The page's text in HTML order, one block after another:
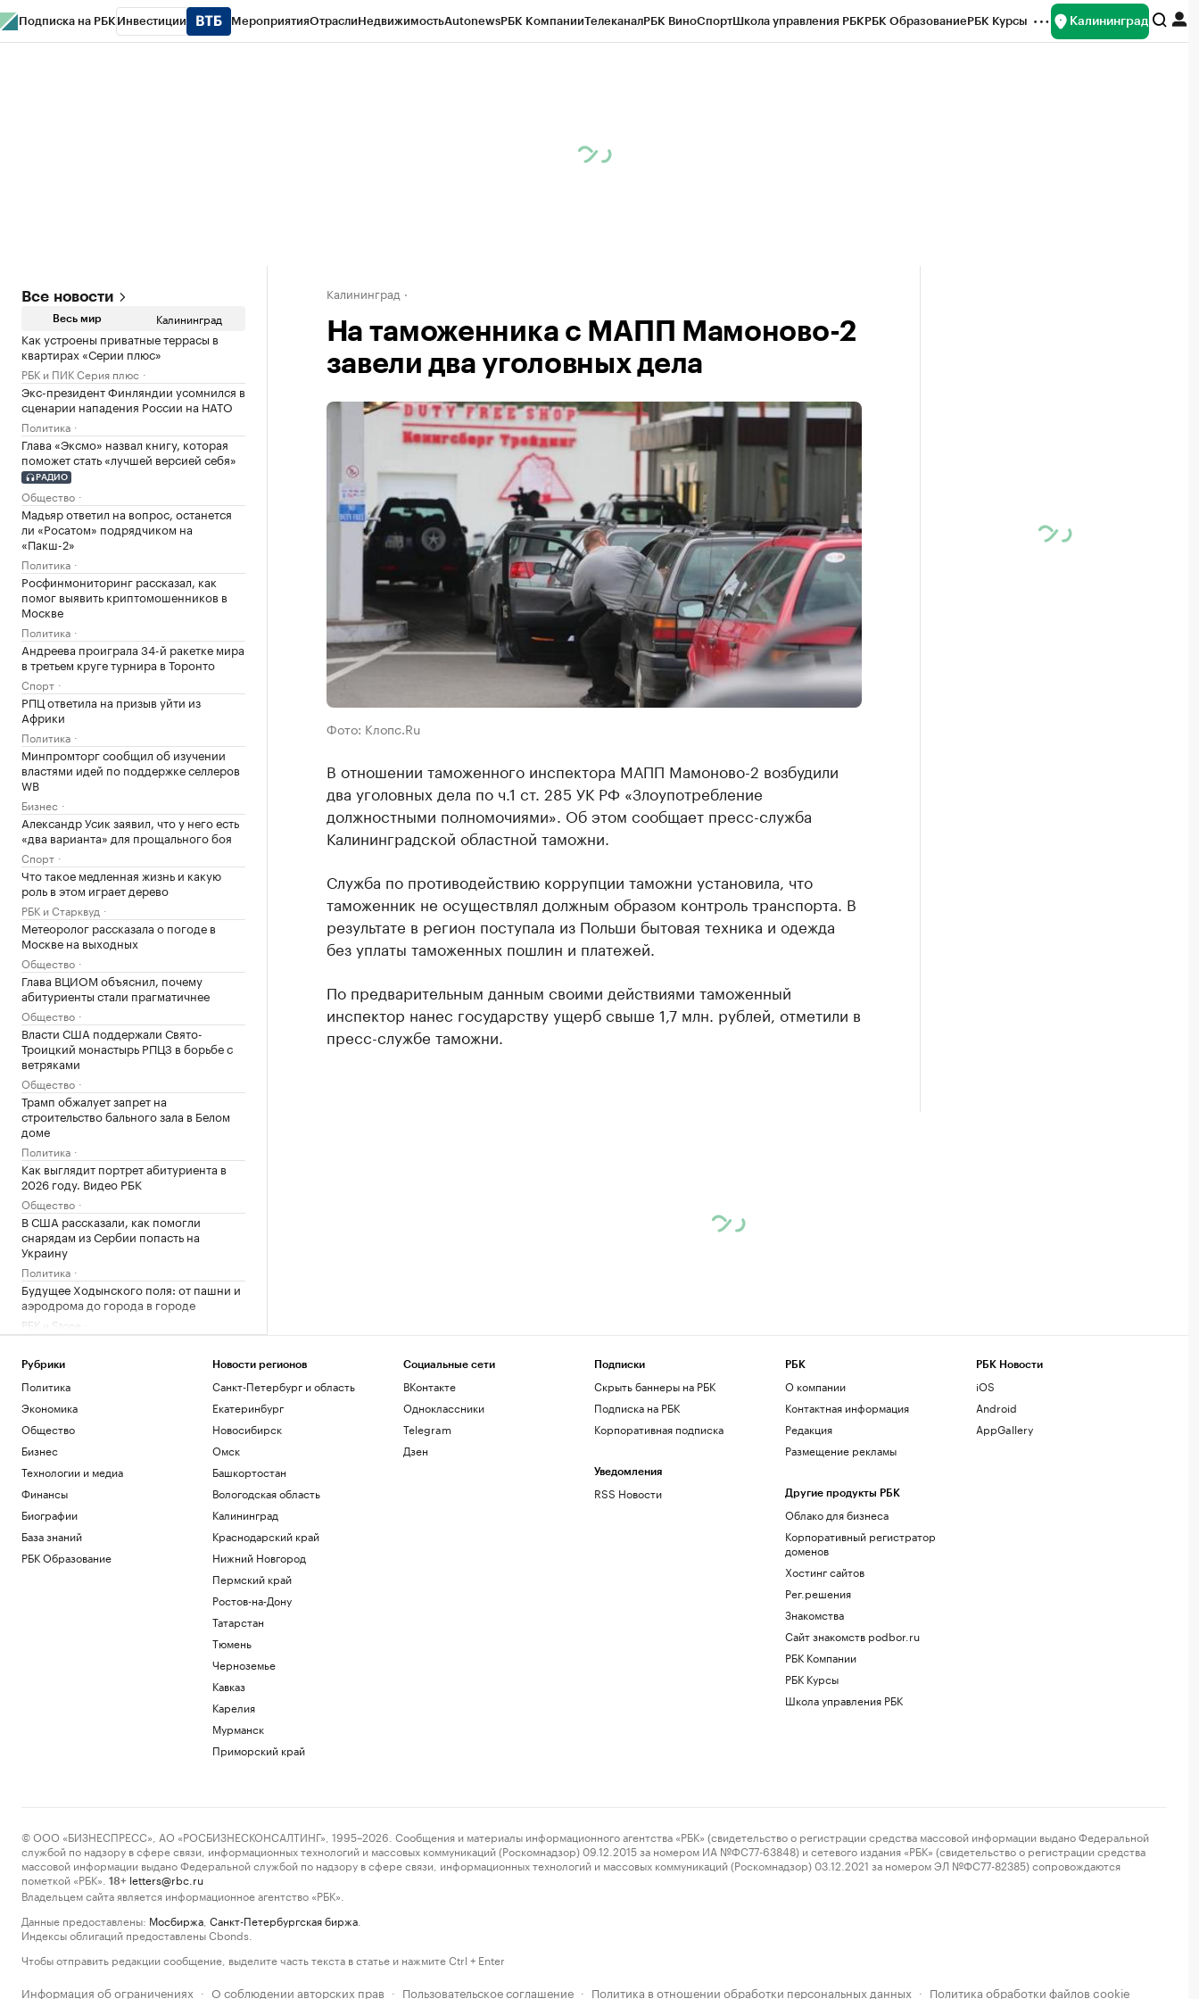
Подписка на РБК Инвестиции МероприятияОтраслиНедвижимостьAutonewsРБК КомпанииТелеканалРБК ВиноСпортШкола управления РБКРБК ОбразованиеРБК Курсы Калининград
Все новости
Весь мир Калининград
Как устроены приватные террасы в
квартирах «Серии плюс»
РБК и ПИК Серия плюс
Экс-президент Финляндии усомнился в
сценарии нападения России на НАТО
Политика
Глава «Эксмо» назвал книгу, которая
поможет стать «лучшей версией себя»
РАДИО
Общество
Мадьяр ответил на вопрос, останется
ли «Росатом» подрядчиком на
«Пакш-2»
Политика
Росфинмониторинг рассказал, как
помог выявить криптомошенников в
Москве
Политика
Андреева проиграла 34-й ракетке мира
в третьем круге турнира в Торонто
Спорт
РПЦ ответила на призыв уйти из
Африки
Политика
Минпромторг сообщил об изучении
властями идей по поддержке селлеров
WB
Бизнес
Александр Усик заявил, что у него есть
«два варианта» для прощального боя
Спорт
Что такое медленная жизнь и какую
роль в этом играет дерево
РБК и Старквуд
Метеоролог рассказала о погоде в
Москве на выходных
Общество
Глава ВЦИОМ объяснил, почему
абитуриенты стали прагматичнее
Общество
Власти США поддержали Свято-
Троицкий монастырь РПЦЗ в борьбе с
ветряками
Общество
Трамп обжалует запрет на
строительство бального зала в Белом
доме
Политика
Как выглядит портрет абитуриента в
2026 году. Видео РБК
Общество
В США рассказали, как помогли
снарядам из Сербии попасть на
Украину
Политика
Будущее Ходынского поля: от пашни и
аэродрома до города в городе
РБК и Stone
Звезда НБА избежал наказания за
незаконное ношение оружия
Силы ПВО сбили 75 БПЛА над
регионами России за 12 часов
Политика
Погранслужба Финляндии пресекла
канал нелегальной миграции из
Прибалтики
Общество
Калининград
​На таможенника с МАПП Мамоново-2
завели два уголовных дела
Фото: Клопс.Ru
В отношении таможенного инспектора МАПП Мамоново-2 возбудили
два уголовных дела по ч.1 ст. 285 УК РФ «Злоупотребление
должностными полномочиями». Об этом сообщает пресс-служба
Калининградской областной таможни.
Служба по противодействию коррупции таможни установила, что
таможенник не осуществлял должным образом контроль транспорта. В
результате в регион поступала из Польши бытовая техника и одежда
без уплаты таможенных пошлин и платежей.
По предварительным данным своими действиями таможенный
инспектор нанес государству ущерб свыше 1,7 млн. рублей, отметили в
пресс-службе таможни.
Рубрики
Политика
Экономика
Общество
Бизнес
Технологии и медиа
Финансы
Биографии
База знаний
РБК Образование
Новости регионов
Санкт-Петербург и область
Екатеринбург
Новосибирск
Омск
Башкортостан
Вологодская область
Калининград
Краснодарский край
Нижний Новгород
Пермский край
Ростов-на-Дону
Татарстан
Тюмень
Черноземье
Кавказ
Карелия
Мурманск
Приморский край
Социальные сети
ВКонтакте
Одноклассники
Telegram
Дзен
Подписки
Скрыть баннеры на РБК
Подписка на РБК
Корпоративная подписка
Уведомления
RSS Новости
РБК
О компании
Контактная информация
Редакция
Размещение рекламы
Другие продукты РБК
Облако для бизнеса
Корпоративный регистратор
доменов
Хостинг сайтов
Рег.решения
Знакомства
Сайт знакомств podbor.ru
РБК Компании
РБК Курсы
Школа управления РБК
РБК Новости
iOS
Android
AppGallery
© ООО «БИЗНЕСПРЕСС», АО «РОСБИЗНЕСКОНСАЛТИНГ», 1995–2026. Сообщения и материалы информационного агентства «РБК» (свидетельство о регистрации средства массовой информации выдано Федеральной
службой по надзору в сфере связи, информационных технологий и массовых коммуникаций (Роскомнадзор) 09.12.2015 за номером ИА №ФС77-63848) и сетевого издания «РБК» (свидетельство о регистрации средства
массовой информации выдано Федеральной службой по надзору в сфере связи, информационных технологий и массовых коммуникаций (Роскомнадзор) 03.12.2021 за номером ЭЛ №ФС77-82385) сопровождаются
пометкой «РБК».
18+ letters@rbc.ru
Владельцем сайта является информационное агентство «РБК».
Данные предоставлены: Мосбиржа Санкт-Петербургская биржа
Индексы облигаций предоставлены Cbonds.
Чтобы отправить редакции сообщение, выделите часть текста в статье и нажмите Ctrl + Enter
Информация об ограничениях · О соблюдении авторских прав · Пользовательское соглашение · Политика в отношении обработки персональных данных · Политика обработки файлов cookie